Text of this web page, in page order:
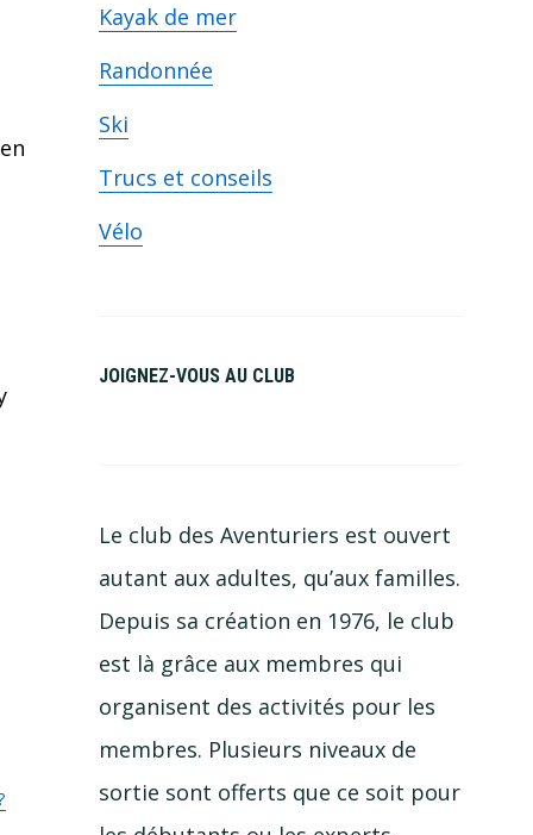
Kayak de mer
Randonnée
Ski
Trucs et conseils
Vélo
JOIGNEZ-VOUS AU CLUB
Le club des Aventuriers est ouvert
autant aux adultes, qu’aux familles.
Depuis sa création en 1976, le club
est là grâce aux membres qui
organisent des activités pour les
membres. Plusieurs niveaux de
sortie sont offerts que ce soit pour